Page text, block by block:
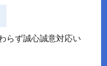
らず誠心誠意対応い